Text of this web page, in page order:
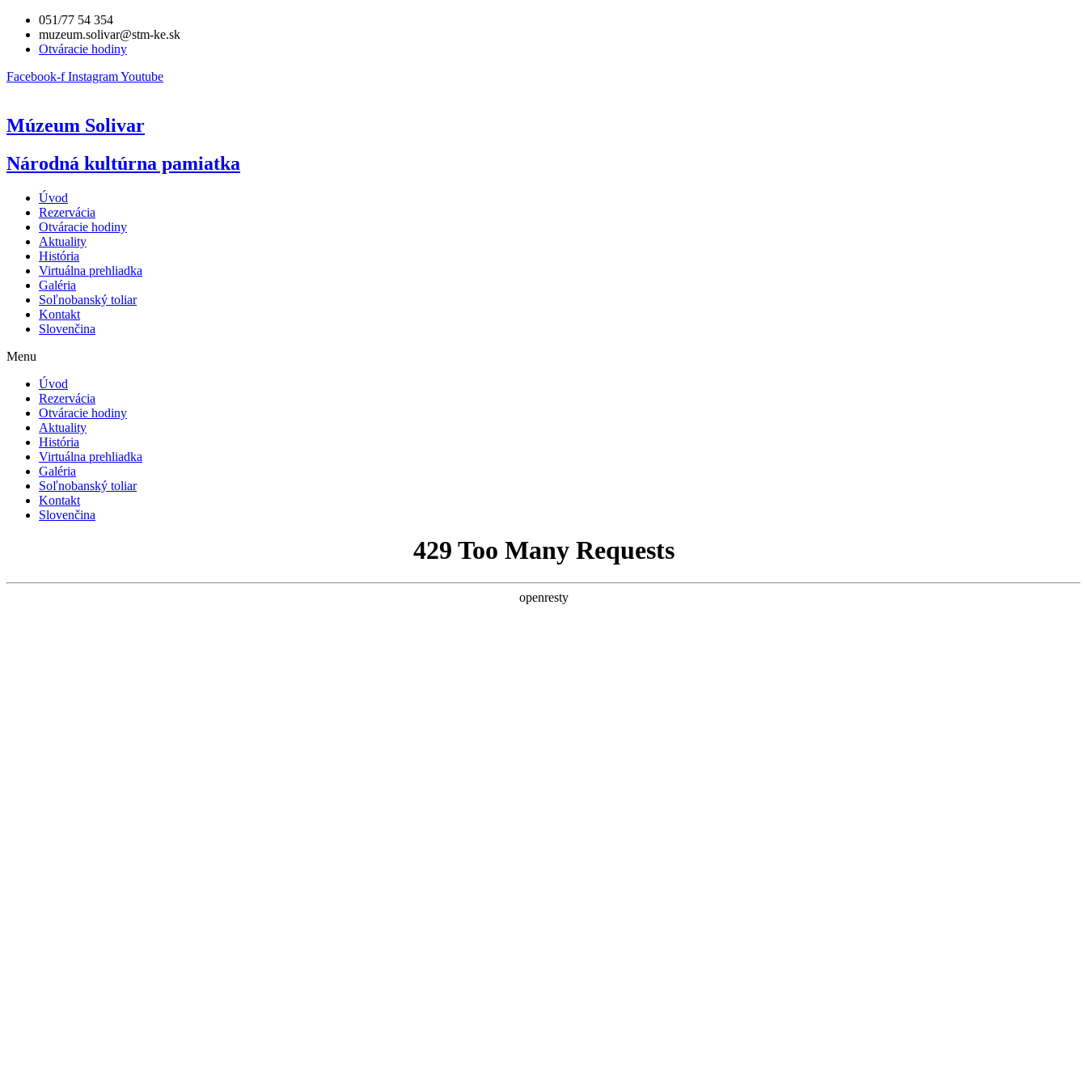
Preskočiť
obsah
051/77 54 354
muzeum.solivar@stm-ke.sk
Otváracie hodiny
Facebook-f InstagramYoutube
Múzeum Solivar
Národná kultúrna pamiatka
Úvod
Rezervácia
Otváracie hodiny
Aktuality
História
Virtuálna prehliadka
Galéria
Soľnobanský toliar
Kontakt
Slovenčina
Menu
Úvod
Rezervácia
Otváracie hodiny
Aktuality
História
Virtuálna prehliadka
Galéria
Soľnobanský toliar
Kontakt
Slovenčina